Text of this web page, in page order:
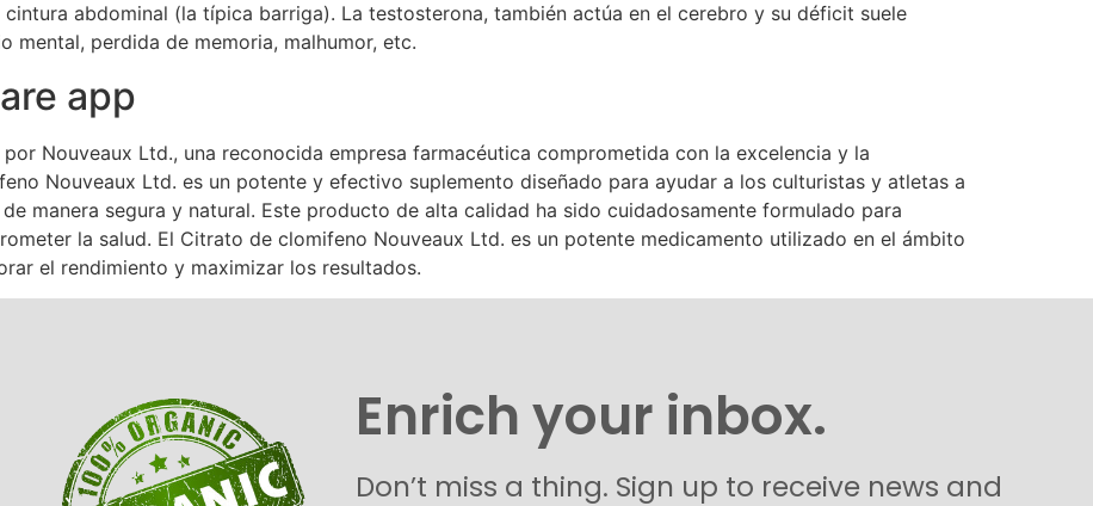
abdominal (la típica barriga). La testosterona, también actúa en el cerebro y su déficit suele
mental, perdida de memoria, malhumor, etc.
app
Nouveaux Ltd., una reconocida empresa farmacéutica comprometida con la excelencia y la
Nouveaux Ltd. es un potente y efectivo suplemento diseñado para ayudar a los culturistas y atletas a
manera segura y natural. Este producto de alta calidad ha sido cuidadosamente formulado para
la salud. El Citrato de clomifeno Nouveaux Ltd. es un potente medicamento utilizado en el ámbito
el rendimiento y maximizar los resultados.
Enrich your inbox.
Don’t miss a thing. Sign up to receive news and